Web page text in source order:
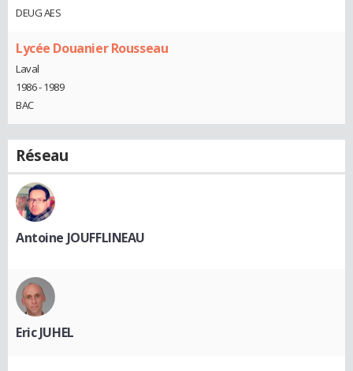
DEUG AES
Lycée Douanier Rousseau
Laval
1986 - 1989
BAC
Réseau
Antoine JOUFFLINEAU
Eric JUHEL